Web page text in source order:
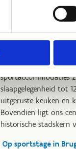
Op
Bij Sport Vlaanderen
van jouw sportstage
sportaccommodaties
slaapgelegenheid tot
uitgeruste keuken en
Bovendien ligt ons
historische
Op sportstage in